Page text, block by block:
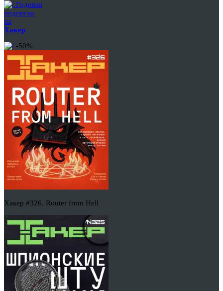
Годовая
подписка
на
Хакер
-50%
Хакер #326. Router from Hell